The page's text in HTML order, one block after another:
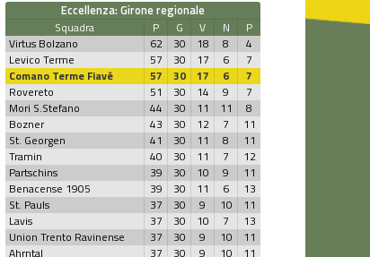
Eccellenza: Girone regionale
Squadra P G V N
P
Virtus Bolzano
62 30 18 8
4
Levico Terme
57 30 17 6
7
Comano Terme Fiavé
57 30 17 6
7
Rovereto
51 30 14 9
7
Mori S.Stefano
44 30 11 11
8
Bozner
43 30 12 7
11
St. Georgen
41 30 11 8
11
Tramin
40 30 11 7
12
Partschins
39 30 10 9
11
Benacense 1905
39 30 11 6
13
St. Pauls
37 30 9 10
11
Lavis
37 30 10 7
13
Union Trento Ravinense
37 30 9 10
11
Ahrntal
37 30 9 10 11